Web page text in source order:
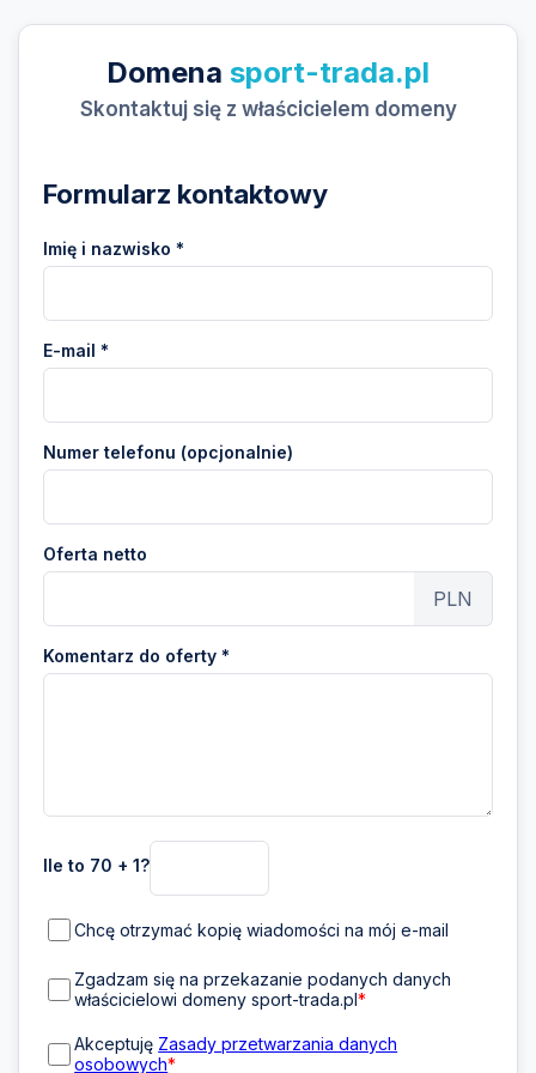
Domena sport-trada.pl
Skontaktuj się z właścicielem domeny
Formularz kontaktowy
Imię i nazwisko *
E-mail *
Numer telefonu (opcjonalnie)
Oferta netto
PLN
Komentarz do oferty *
Ile to 70 + 1?
Chcę otrzymać kopię wiadomości na mój e-mail
Zgadzam się na przekazanie podanych danych
właścicielowi domeny sport-trada.pl*
Akceptuję Zasady przetwarzania danych
osobowych*